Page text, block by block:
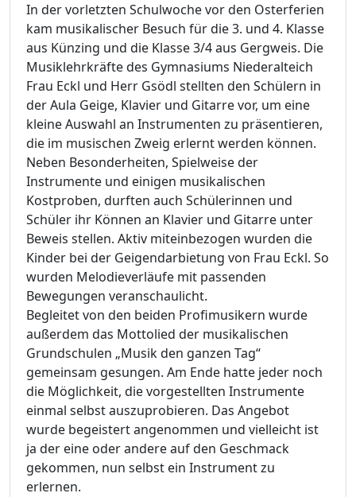
In der vorletzten Schulwoche vor den Osterferien
kam musikalischer Besuch für die 3. und 4. Klasse
aus Künzing und die Klasse 3/4 aus Gergweis. Die
Musiklehrkräfte des Gymnasiums Niederalteich
Frau Eckl und Herr Gsödl stellten den Schülern in
der Aula Geige, Klavier und Gitarre vor, um eine
kleine Auswahl an Instrumenten zu präsentieren,
die im musischen Zweig erlernt werden können.
Neben Besonderheiten, Spielweise der
Instrumente und einigen musikalischen
Kostproben, durften auch Schülerinnen und
Schüler ihr Können an Klavier und Gitarre unter
Beweis stellen. Aktiv miteinbezogen wurden die
Kinder bei der Geigendarbietung von Frau Eckl. So
wurden Melodieverläufe mit passenden
Bewegungen veranschaulicht.
Begleitet von den beiden Profimusikern wurde
außerdem das Mottolied der musikalischen
Grundschulen „Musik den ganzen Tag“
gemeinsam gesungen. Am Ende hatte jeder noch
die Möglichkeit, die vorgestellten Instrumente
einmal selbst auszuprobieren. Das Angebot
wurde begeistert angenommen und vielleicht ist
ja der eine oder andere auf den Geschmack
gekommen, nun selbst ein Instrument zu
erlernen.